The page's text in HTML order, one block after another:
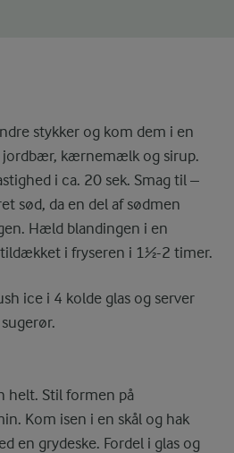
stykker og kom dem i en
jordbær, kærnemælk og sirup.
i ca. 20 sek. Smag til –
sød, da en del af sødmen
Hæld blandingen i en
i fryseren i 1½-2 timer.
ice i 4 kolde glas og server
helt. Stil formen på
Kom isen i en skål og hak
en grydeske. Fordel i glas og